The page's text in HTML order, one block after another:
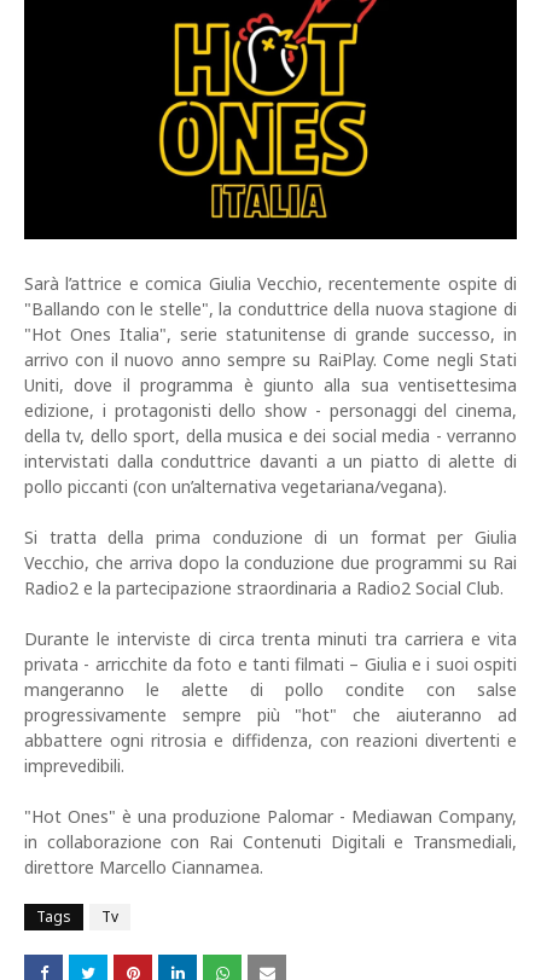
Sarà l’attrice e comica Giulia Vecchio, recentemente ospite di
"Ballando con le stelle", la conduttrice della nuova stagione di
"Hot Ones Italia", serie statunitense di grande successo, in
arrivo con il nuovo anno sempre su RaiPlay. Come negli Stati
Uniti, dove il programma è giunto alla sua ventisettesima
edizione, i protagonisti dello show - personaggi del cinema,
della tv, dello sport, della musica e dei social media - verranno
intervistati dalla conduttrice davanti a un piatto di alette di
pollo piccanti (con un’alternativa vegetariana/vegana).
Si tratta della prima conduzione di un format per Giulia
Vecchio, che arriva dopo la conduzione due programmi su Rai
Radio2 e la partecipazione straordinaria a Radio2 Social Club.
Durante le interviste di circa trenta minuti tra carriera e vita
privata - arricchite da foto e tanti filmati – Giulia e i suoi ospiti
mangeranno le alette di pollo condite con salse
progressivamente sempre più "hot" che aiuteranno ad
abbattere ogni ritrosia e diffidenza, con reazioni divertenti e
imprevedibili.
"Hot Ones" è una produzione Palomar - Mediawan Company,
in collaborazione con Rai Contenuti Digitali e Transmediali,
direttore Marcello Ciannamea.
Tags Tv